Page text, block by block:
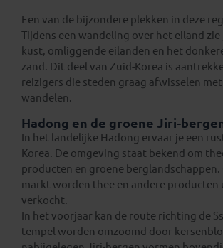
Een van de bijzondere plekken in deze
Tijdens een wandeling over het eiland zie
kust, omliggende eilanden en het
zand. Dit deel van Zuid-Korea is
reizigers die steden graag afwisselen
wandelen.
Hadong en de groene Jiri-
In het landelijke Hadong ervaar je een
Korea. De omgeving staat bekend om
producten en groene berglandschappen.
markt worden thee en andere producten
verkocht.
In het voorjaar kan de route richting de
tempel worden omzoomd door